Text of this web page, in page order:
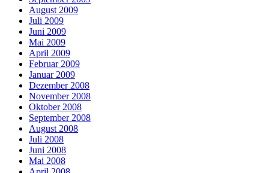
August 2009
Juli 2009
Juni 2009
Mai 2009
April 2009
Februar 2009
Januar 2009
Dezember 2008
November 2008
Oktober 2008
September 2008
August 2008
Juli 2008
Juni 2008
Mai 2008